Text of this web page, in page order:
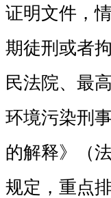
证明文件，
期徒刑或者
民法院、最
环境污染刑
的解释》（
规定，重点